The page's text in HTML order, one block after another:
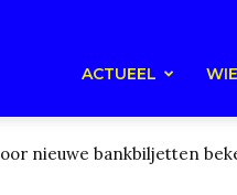
ACTUEEL
nieuwe bankbiljetten